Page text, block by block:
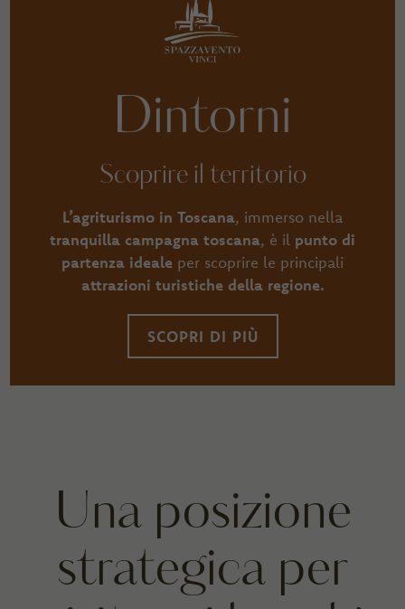
Dintorni
Scoprire il territorio
L’agriturismo in Toscana, immerso nella
tranquilla campagna toscana, è il punto di
partenza ideale per scoprire le principali
attrazioni turistiche della regione.
SCOPRI DI PIÙ
Una posizione
strategica per